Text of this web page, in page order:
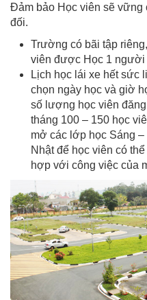
Đảm bảo Học viên sẽ vững
đối.
Trường có bãi tập
viên được Học 1 người
Lịch học lái xe hết sức
chọn ngày học và giờ
số lượng học viên
tháng 100 – 150 học
mở các lớp học Sáng
Nhật để học viên có
hợp với công việc của